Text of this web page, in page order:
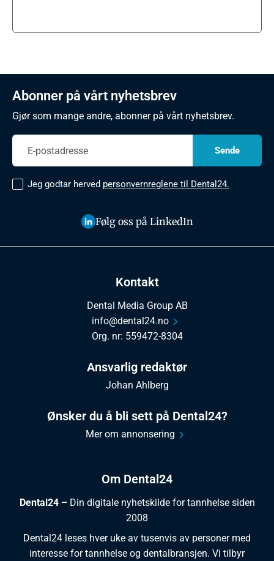
Om Dental24
Dental24 – Din digitale nyhetskilde for tannhelse siden
2008
Dental24 leses hver uke av tusenvis av personer med
interesse for tannhelse og dentalbransjen. Vi tilbyr
Kontakt
Dental Media Group AB
info@dental24.no
Org. nr: 559472-8304
Ansvarlig redaktør
Johan Ahlberg
Ønsker du å bli sett på Dental24?
Mer om annonsering
Abonner på vårt nyhetsbrev
Gjør som mange andre, abonner på vårt nyhetsbrev.
Jeg godtar herved personvernreglene til Dental24.
Følg oss på LinkedIn